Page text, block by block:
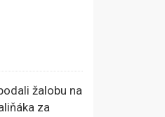
žalobu na
za